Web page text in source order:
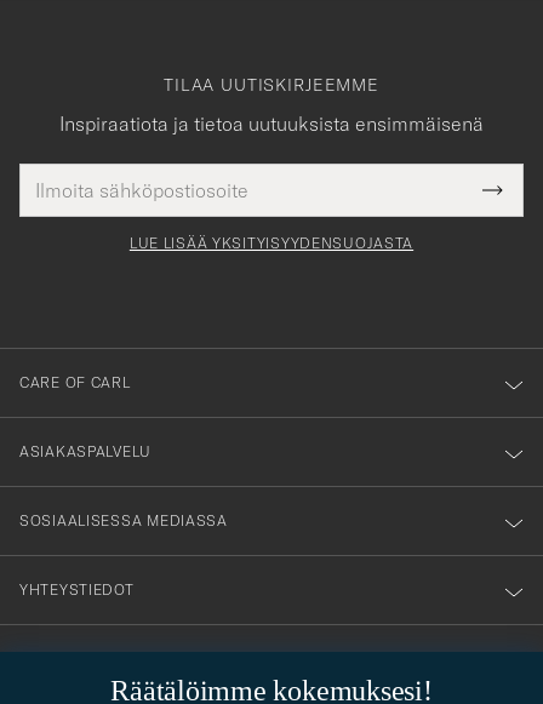
Räätälöimme kokemuksesi!
TILAA UUTISKIRJEEMME
Inspiraatiota ja tietoa uutuuksista ensimmäisenä
tieto
Tack
för
dig
till
vårt
nyhetsbrev!
LUE LISÄÄ YKSITYISYYDENSUOJASTA
CARE OF CARL
ASIAKASPALVELU
SOSIAALISESSA MEDIASSA
YHTEYSTIEDOT
PUKEUTUMISNEUVONTA